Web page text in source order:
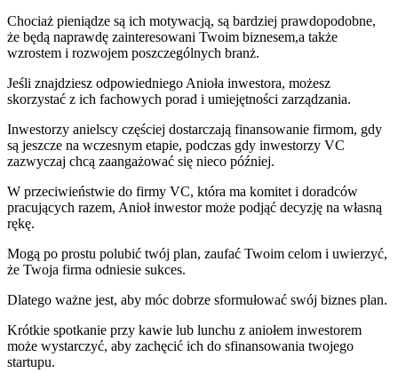
Chociaż pieniądze są ich motywacją, są bardziej prawdopodobne,
że będą naprawdę zainteresowani Twoim biznesem,a także
wzrostem i rozwojem poszczególnych branż.
Jeśli znajdziesz odpowiedniego Anioła inwestora, możesz
skorzystać z ich fachowych porad i umiejętności zarządzania.
Inwestorzy anielscy częściej dostarczają finansowanie firmom, gdy
są jeszcze na wczesnym etapie, podczas gdy inwestorzy VC
zazwyczaj chcą zaangażować się nieco później.
W przeciwieństwie do firmy VC, która ma komitet i doradców
pracujących razem, Anioł inwestor może podjąć decyzję na własną
rękę.
Mogą po prostu polubić twój plan, zaufać Twoim celom i uwierzyć,
że Twoja firma odniesie sukces.
Dlatego ważne jest, aby móc dobrze sformułować swój biznes plan.
Krótkie spotkanie przy kawie lub lunchu z aniołem inwestorem
może wystarczyć, aby zachęcić ich do sfinansowania twojego
startupu.